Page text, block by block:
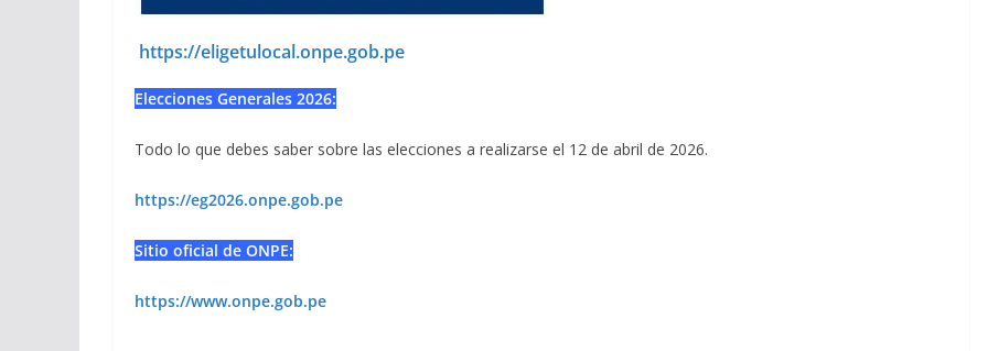
https://eligetulocal.onpe.gob.pe
Elecciones Generales 2026:
Todo lo que debes saber sobre las elecciones a realizarse el 12 de abril de 2026.
https://eg2026.onpe.gob.pe
Sitio oficial de ONPE:
https://www.onpe.gob.pe